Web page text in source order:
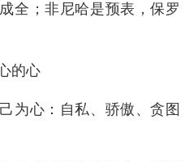
全；非尼哈是预表，保罗
的心
为心：自私、骄傲、贪图